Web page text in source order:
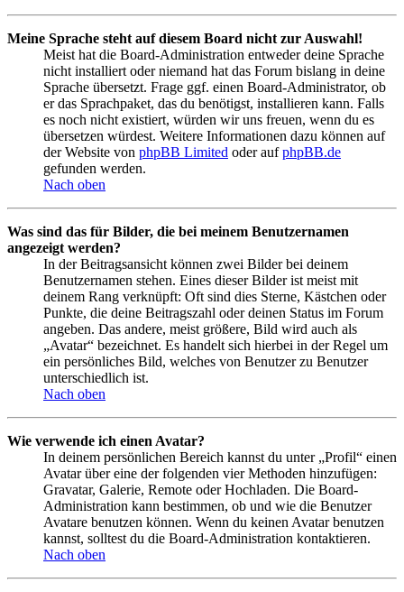
Meine Sprache steht auf diesem Board nicht zur Auswahl!
Meist hat die Board-Administration entweder deine Sprache
nicht installiert oder niemand hat das Forum bislang in deine
Sprache übersetzt. Frage ggf. einen Board-Administrator, ob
er das Sprachpaket, das du benötigst, installieren kann. Falls
es noch nicht existiert, würden wir uns freuen, wenn du es
übersetzen würdest. Weitere Informationen dazu können auf
der Website von phpBB Limited oder aufphpBB.de
gefunden werden.
Nach oben
Was sind das für Bilder, die bei meinem Benutzernamen
angezeigt werden?
In der Beitragsansicht können zwei Bilder bei deinem
Benutzernamen stehen. Eines dieser Bilder ist meist mit
deinem Rang verknüpft: Oft sind dies Sterne, Kästchen oder
Punkte, die deine Beitragszahl oder deinen Status im Forum
angeben. Das andere, meist größere, Bild wird auch als
„Avatar“ bezeichnet. Es handelt sich hierbei in der Regel um
ein persönliches Bild, welches von Benutzer zu Benutzer
unterschiedlich ist.
Nach oben
Wie verwende ich einen Avatar?
In deinem persönlichen Bereich kannst du unter „Profil“ einen
Avatar über eine der folgenden vier Methoden hinzufügen:
Gravatar, Galerie, Remote oder Hochladen. Die Board-
Administration kann bestimmen, ob und wie die Benutzer
Avatare benutzen können. Wenn du keinen Avatar benutzen
kannst, solltest du die Board-Administration kontaktieren.
Nach oben